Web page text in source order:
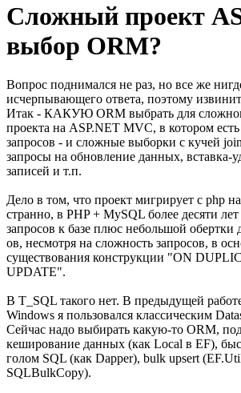
Сложный проект
выбор ORM?
Вопрос поднимался не раз, но все же
исчерпывающего ответа, поэтому
Итак - КАКУЮ ORM выбрать для
проекта на ASP.NET MVC, в котором
запросов - и сложные выборки с кучей
запросы на обновление данных, вставка-
записей и т.п.
Дело в том, что проект мигрирует с php
странно, в PHP + MySQL более десяти
запросов к базе плюс небольшой обертки
ов, несмотря на сложность запросов, в
существования конструкции "ON
UPDATE".
В T_SQL такого нет. В предыдущей
Windows я пользовался классическим
Сейчас надо выбирать какую-то ORM,
кеширование данных (как Local в EF),
голом SQL (как Dapper), bulk upsert
SQLBulkCopy).